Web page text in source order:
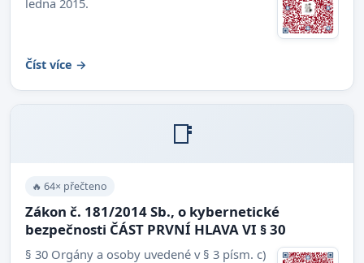
Číst více →
📑
🔥 64× přečteno
Zákon č. 181/2014 Sb., o kybernetické
bezpečnosti ČÁST PRVNÍ HLAVA VI § 30
§ 30 Orgány a osoby uvedené v § 3 písm. c)